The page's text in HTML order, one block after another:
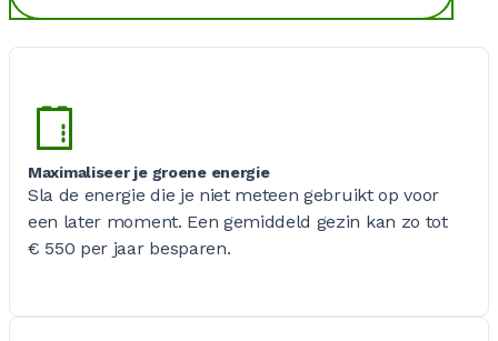
Maximaliseer je groene energie
Sla de energie die je niet meteen gebruikt op voor
een later moment. Een gemiddeld gezin kan zo tot
€ 550 per jaar besparen.